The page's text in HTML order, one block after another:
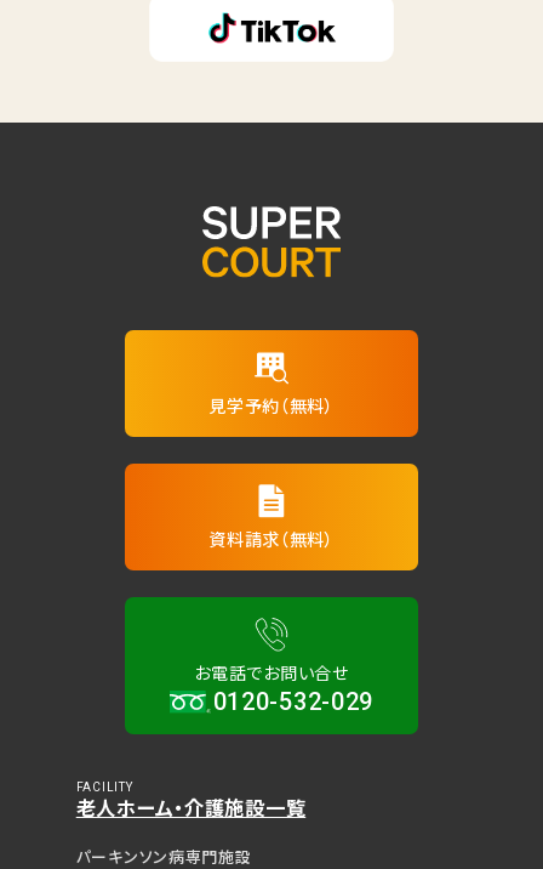
見学予約（無料）
資料請求（無料）
お電話でお問い合せ
0120-532-029
FACILITY
老人ホーム・介護施設一覧
パーキンソン病専門施設